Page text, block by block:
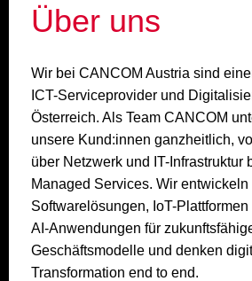
Über uns
Wir bei CANCOM Austria sind
ICT-Serviceprovider und
Österreich. Als Team CANCOM
unsere Kund:innen ganzheitlich,
über Netzwerk und IT-Infrastruktur
Managed Services. Wir
Softwarelösungen, IoT-
AI-Anwendungen für
Geschäftsmodelle und denken
Transformation end to end.